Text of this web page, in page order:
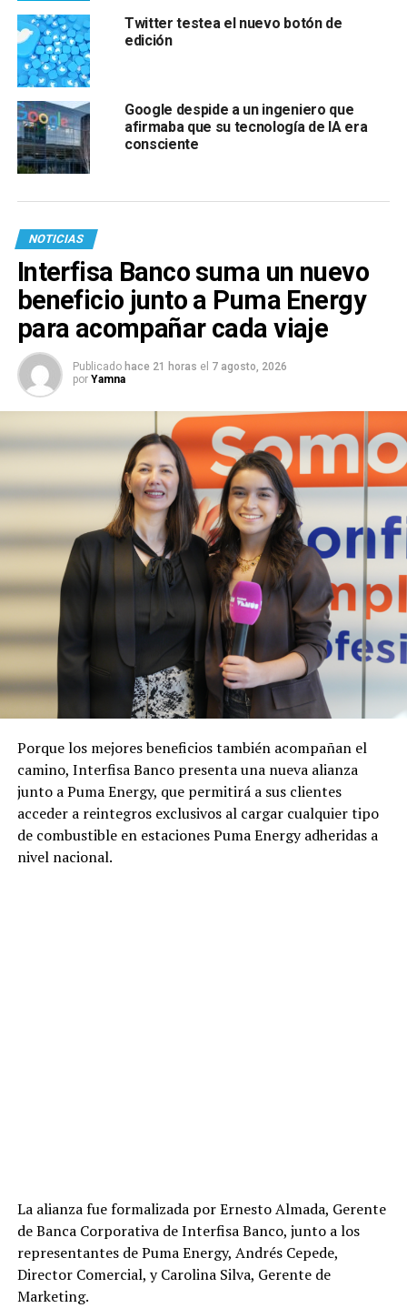
Twitter testea el nuevo botón de
edición
Google despide a un ingeniero que
afirmaba que su tecnología de IA era
consciente
NOTICIAS
Interfisa Banco suma un nuevo
beneficio junto a Puma Energy
para acompañar cada viaje
Publicado hace 21 horas el 7 agosto, 2026
por Yamna
Porque los mejores beneficios también acompañan el
camino, Interfisa Banco presenta una nueva alianza
junto a Puma Energy, que permitirá a sus clientes
acceder a reintegros exclusivos al cargar cualquier tipo
de combustible en estaciones Puma Energy adheridas a
nivel nacional.
La alianza fue formalizada por Ernesto Almada, Gerente
de Banca Corporativa de Interfisa Banco, junto a los
representantes de Puma Energy, Andrés Cepede,
Director Comercial, y Carolina Silva, Gerente de
Marketing.